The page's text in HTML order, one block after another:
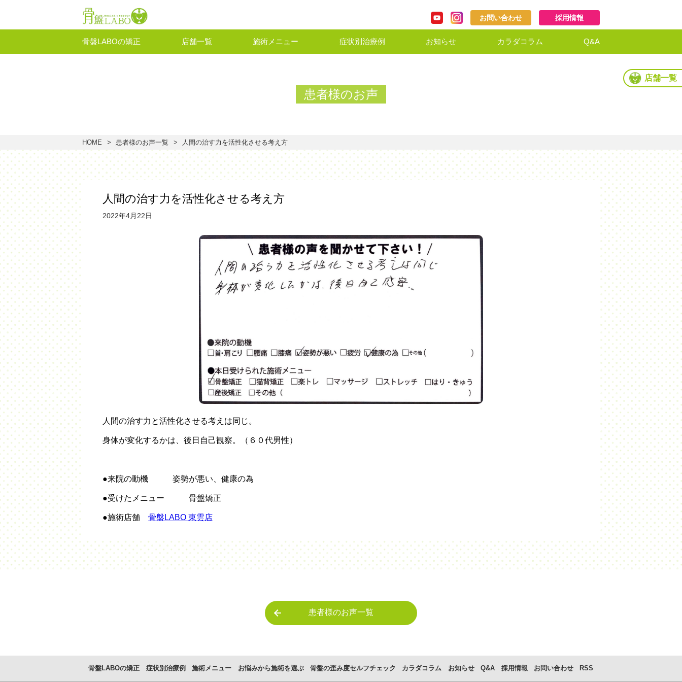
お問い合わせ 採用情報
骨盤LABOの矯正 店舗一覧 施術メニュー 症状別治療例 お知らせ カラダコラム Q&A
店舗一覧
患者様のお声
HOME 患者様のお声一覧 人間の治す力を活性化させる考え方
人間の治す力を活性化させる考え方
2022年4月22日
人間の治す力と活性化させる考えは同じ。
身体が変化するかは、後日自己観察。（６０代男性）
●来院の動機 姿勢が悪い、健康の為
●受けたメニュー 骨盤矯正
●施術店舗 骨盤LABO 東雲店
患者様のお声一覧
骨盤LABOの矯正 症状別治療例 施術メニュー お悩みから施術を選ぶ 骨盤の歪み度セルフチェック カラダコラム お知らせ Q&A 採用情報 お問い合わせ RSS